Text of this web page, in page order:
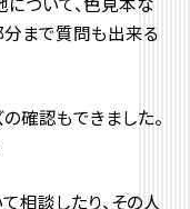
分まで質問も出来る
確認もできました。
相談したり、その人